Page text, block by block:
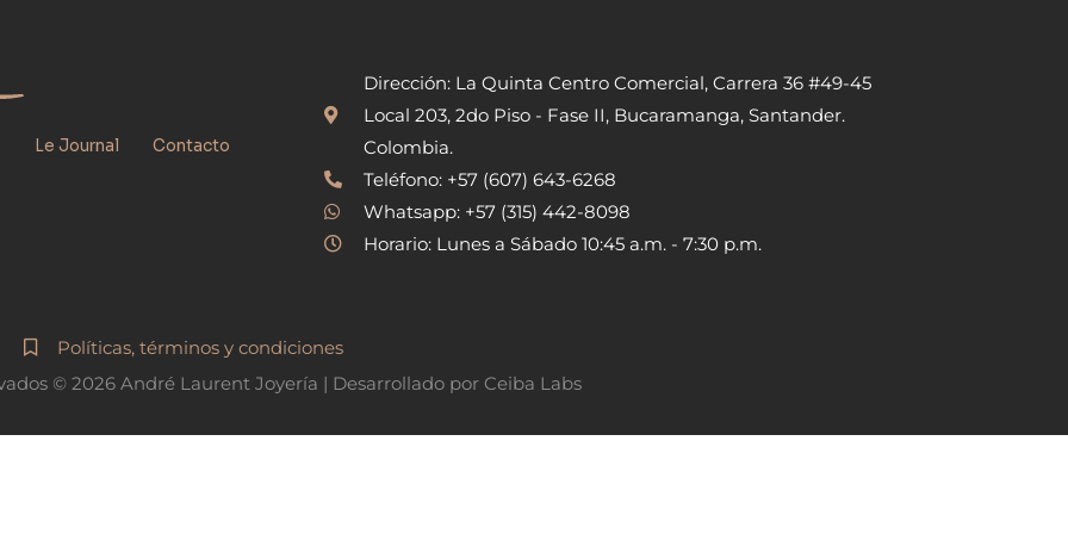
Le Journal Contacto
Dirección: La Quinta Centro Comercial, Carrera 36 #49-45
Local 203, 2do Piso - Fase II, Bucaramanga, Santander.
Colombia.
Teléfono: +57 (607) 643-6268
Whatsapp: +57 (315) 442-8098
Horario: Lunes a Sábado 10:45 a.m. - 7:30 p.m.
Políticas, términos y condiciones
© 2026 André Laurent Joyería | Desarrollado por Ceiba Labs